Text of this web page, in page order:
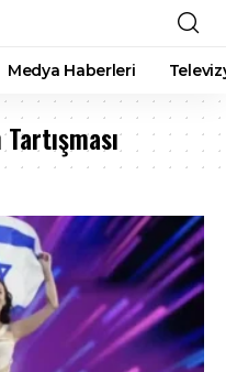
Medya Haberleri